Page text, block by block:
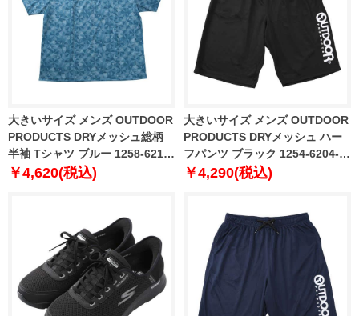
大きいサイズ メンズ OUTDOOR
PRODUCTS DRYメッシュ総柄
半袖 Tシャツ ブルー 1258-6216-
3 3L 4L 5L 6L 7L 8L
￥4,620(税込)
大きいサイズ メンズ OUTDOOR
PRODUCTS DRYメッシュ ハー
フパンツ ブラック 1254-6204-2
3L 4L 5L 6L 7L 8L
￥4,290(税込)